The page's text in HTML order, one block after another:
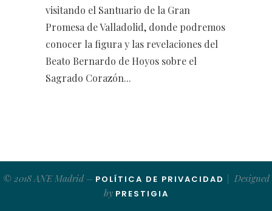
visitando el Santuario de la Gran
Promesa de Valladolid, donde podremos
conocer la figura y las revelaciones del
Beato Bernardo de Hoyos sobre el
Sagrado Corazón...
© 2018 ANE Madrid – POLÍTICA DE PRIVACIDAD
| Designed
by PRESTIGIA